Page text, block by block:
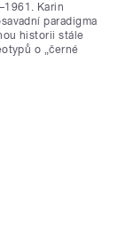
Karin
paradigma
historii stále
o „černé